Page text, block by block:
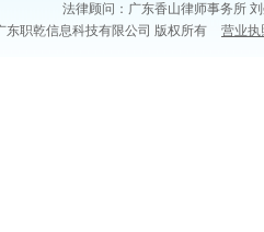
法律顾问：广东香山律师事务所
东职乾信息科技有限公司 版权所有
营业执